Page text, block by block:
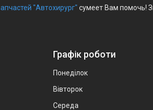
"Автохирург" сумеет Вам помочь!
Графік роботи
Понеділок
Вівторок
Середа